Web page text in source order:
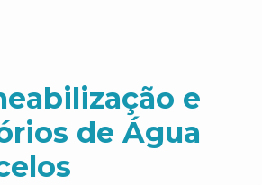
e
de Água